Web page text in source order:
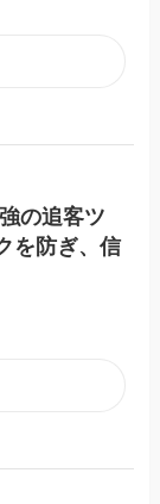
の追客ツ
を防ぎ、信